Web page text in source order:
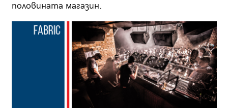
половината магазин.